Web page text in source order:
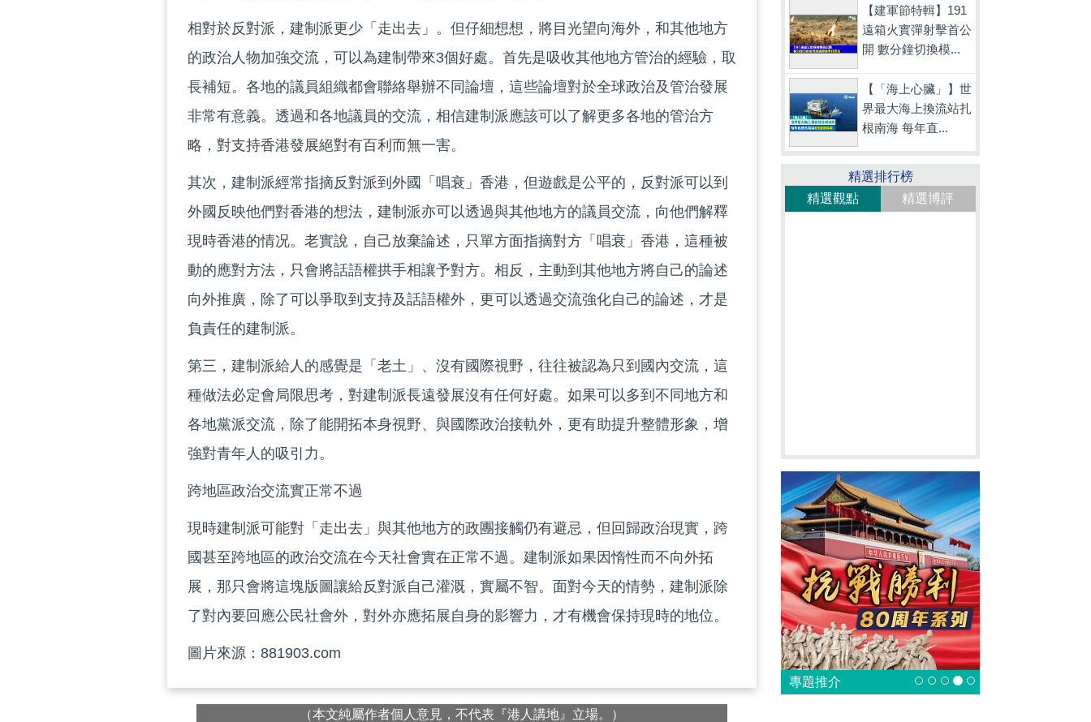
相對於反對派，建制派更少「走出去」。但仔細想想，將目光望向海外，和其他地方
的政治人物加強交流，可以為建制帶來3個好處。首先是吸收其他地方管治的經驗，取
長補短。各地的議員組織都會聯絡舉辦不同論壇，這些論壇對於全球政治及管治發展
非常有意義。透過和各地議員的交流，相信建制派應該可以了解更多各地的管治方
略，對支持香港發展絕對有百利而無一害。
其次，建制派經常指摘反對派到外國「唱衰」香港，但遊戲是公平的，反對派可以到
外國反映他們對香港的想法，建制派亦可以透過與其他地方的議員交流，向他們解釋
現時香港的情况。老實說，自己放棄論述，只單方面指摘對方「唱衰」香港，這種被
動的應對方法，只會將話語權拱手相讓予對方。相反，主動到其他地方將自己的論述
向外推廣，除了可以爭取到支持及話語權外，更可以透過交流強化自己的論述，才是
負責任的建制派。
第三，建制派給人的感覺是「老土」、沒有國際視野，往往被認為只到國內交流，這
種做法必定會局限思考，對建制派長遠發展沒有任何好處。如果可以多到不同地方和
各地黨派交流，除了能開拓本身視野、與國際政治接軌外，更有助提升整體形象，增
強對青年人的吸引力。
跨地區政治交流實正常不過
現時建制派可能對「走出去」與其他地方的政團接觸仍有避忌，但回歸政治現實，跨
國甚至跨地區的政治交流在今天社會實在正常不過。建制派如果因惰性而不向外拓
展，那只會將這塊版圖讓給反對派自己灌溉，實屬不智。面對今天的情勢，建制派除
了對內要回應公民社會外，對外亦應拓展自身的影響力，才有機會保持現時的地位。
圖片來源：881903.com
（本文純屬作者個人意見，不代表『港人講地』立場。）
【建軍節特輯】191
遠箱火實彈射擊首公
開 數分鐘切換模...
【「海上心臟」】世
界最大海上換流站扎
根南海 每年直...
精選排行榜
精選觀點
精選博評
專題推介